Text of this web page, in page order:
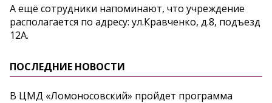
А ещё сотрудники напоминают, что учреждение
располагается по адресу: ул.Кравченко, д.8, подъезд
12А.
ПОСЛЕДНИЕ НОВОСТИ
В ЦМД «Ломоносовский» пройдет программа